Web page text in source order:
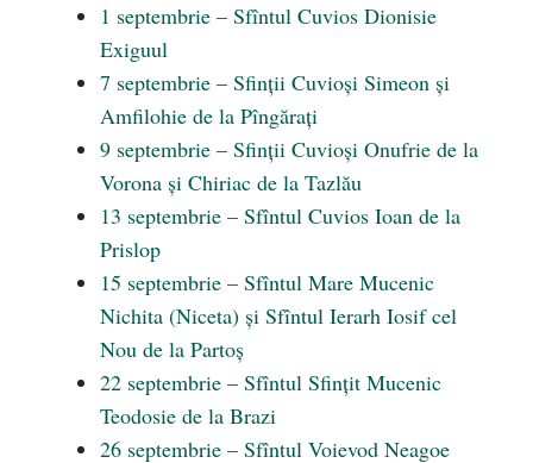
1 septembrie – Sfîntul Cuvios Dionisie
Exiguul
7 septembrie – Sfinții Cuvioși Simeon și
Amfilohie de la Pîngărați
9 septembrie – Sfinții Cuvioși Onufrie de la
Vorona și Chiriac de la Tazlău
13 septembrie – Sfîntul Cuvios Ioan de la
Prislop
15 septembrie – Sfîntul Mare Mucenic
Nichita (Niceta) și Sfîntul Ierarh Iosif cel
Nou de la Partoș
22 septembrie – Sfîntul Sfințit Mucenic
Teodosie de la Brazi
26 septembrie – Sfîntul Voievod Neagoe